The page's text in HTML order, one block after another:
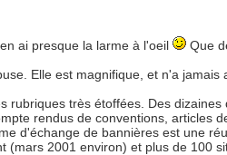
ai presque la larme à l'oeil
Que
Elle est magnifique, et n'a jamais
rubriques très étoffées. Des
rendus de conventions, articles
d'échange de bannières est une
(mars 2001 environ) et plus de 100